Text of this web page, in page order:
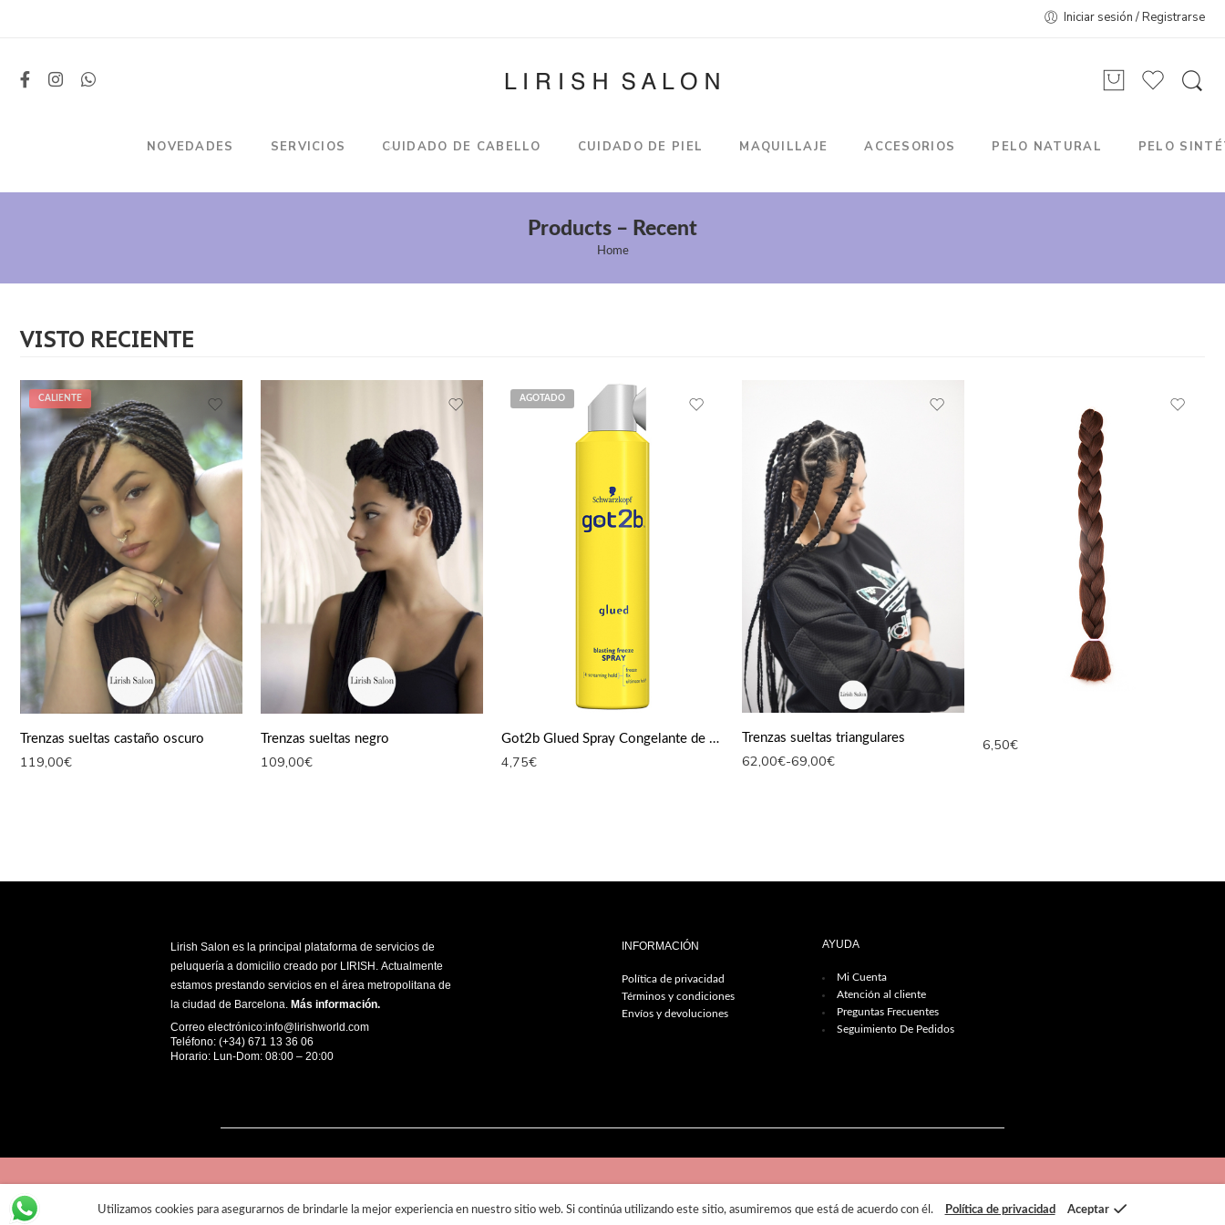
Iniciar sesión / Registrarse
NOVEDADES SERVICIOS CUIDADO DE CABELLO CUIDADO DE PIEL MAQUILLAJE ACCESORIOS PELO NATURAL PELO
Products – Recent
Home
VISTO RECIENTE
CALIENTE
Trenzas sueltas castaño oscuro
119,00€
Trenzas sueltas negro
109,00€
AGOTADO
Got2b Glued Spray Congelante de 300 ml
4,75€
Trenzas sueltas triangulares
62,00€-69,00€
6,50€
Lirish Salon es la principal plataforma de servicios de
peluquería a domicilio creado por LIRISH. Actualmente
estamos prestando servicios en el área metropolitana de
la ciudad de Barcelona. Más información.
Correo electrónico:info@lirishworld.com
Teléfono: (+34) 671 13 36 06
Horario: Lun-Dom: 08:00 – 20:00
INFORMACIÓN
Política de privacidad
Términos y condiciones
Envíos y devoluciones
AYUDA
Mi Cuenta
Atención al cliente
Preguntas Frecuentes
Seguimiento De Pedidos
Utilizamos cookies para asegurarnos de brindarle la mejor experiencia en nuestro sitio web. Si continúa utilizando este sitio, asumiremos que está de acuerdo con él. Política de privacidad Aceptar